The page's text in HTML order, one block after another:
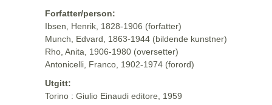
Forfatter/person:
Ibsen, Henrik, 1828-1906 (forfatter)
Munch, Edvard, 1863-1944 (bildende kunstner)
Rho, Anita, 1906-1980 (oversetter)
Antonicelli, Franco, 1902-1974 (forord)
Utgitt:
Torino : Giulio Einaudi editore, 1959